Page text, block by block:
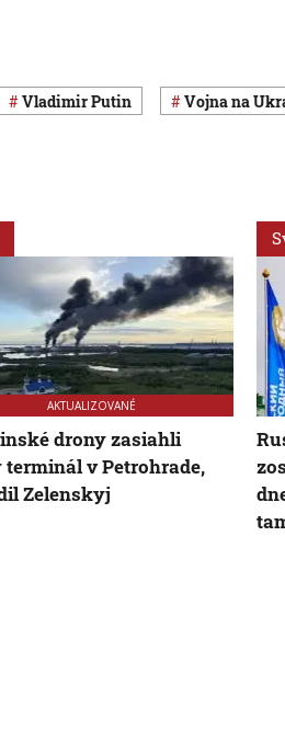
Vladimir Putin vojna na
AKTUALIZOVANÉ
drony zasiahli
terminál v Petrohrade,
Zelenskyj